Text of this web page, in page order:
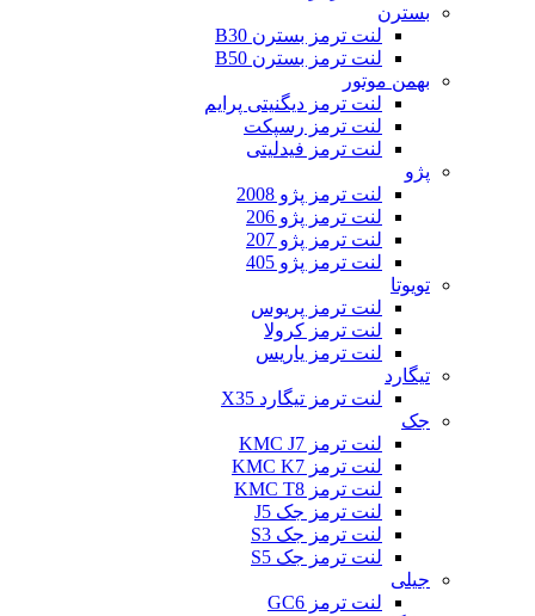
بسترن
لنت ترمز بسترن B30
لنت ترمز بسترن B50
بهمن موتور
لنت ترمز دیگنیتی پرایم
لنت ترمز رسپکت
لنت ترمز فیدلیتی
پژو
لنت ترمز پژو 2008
لنت ترمز پژو 206
لنت ترمز پژو 207
لنت ترمز پژو 405
تویوتا
لنت ترمز پریوس
لنت ترمز کرولا
لنت ترمز یاریس
تیگارد
لنت ترمز تیگارد X35
جک
لنت ترمز KMC J7
لنت ترمز KMC K7
لنت ترمز KMC T8
لنت ترمز جک J5
لنت ترمز جک S3
لنت ترمز جک S5
جیلی
لنت ترمز GC6